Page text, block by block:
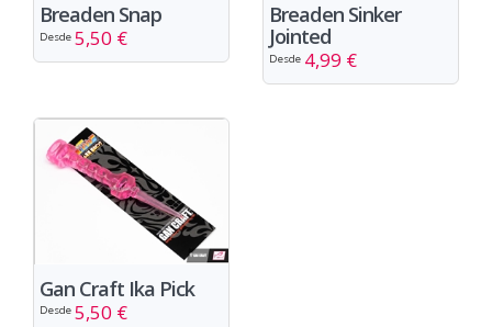
Breaden Snap
Desde 5,50 €
Breaden Sinker
Jointed
Desde 4,99 €
Gan Craft Ika Pick
Desde 5,50 €